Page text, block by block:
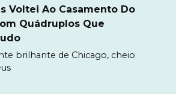
Voltei Ao Casamento Do
Quádruplos Que
brilhante de Chicago, cheio